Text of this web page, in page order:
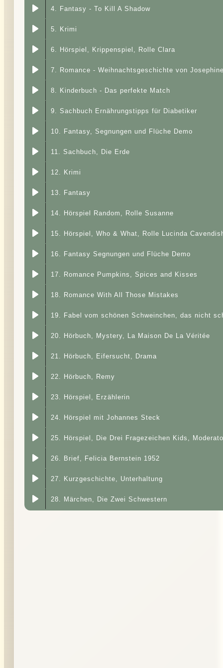
4. Fantasy - To Kill A Shadow
5. Krimi
6. Hörspiel, Krippenspiel, Rolle Clara
7. Romance - Weihnachtsgeschichte von
8. Kinderbuch - Das perfekte Match
9. Sachbuch Ernährungstipps für Diabetiker
10. Fantasy, Segnungen und Flüche Demo
11. Sachbuch, Die Erde
12. Krimi
13. Fantasy
14. Hörspiel Random, Rolle Susanne
15. Hörspiel, Who & What, Rolle Lucinda
16. Fantasy Segnungen und Flüche Demo
17. Romance Pumpkins, Spices and Kisses
18. Romance With All Those Mistakes
19. Fabel vom schönen Schweinchen, das nicht
20. Hörbuch, Mystery, La Maison De La Véritée
21. Hörbuch, Eifersucht, Drama
22. Hörbuch, Remy
23. Hörspiel, Erzählerin
24. Hörspiel mit Johannes Steck
25. Hörspiel, Die Drei Fragezeichen Kids,
26. Brief, Felicia Bernstein 1952
27. Kurzgeschichte, Unterhaltung
28. Märchen, Die Zwei Schwestern